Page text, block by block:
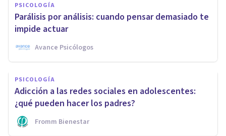
PSICOLOGÍA
Parálisis por análisis: cuando pensar demasiado te
impide actuar
Avance Psicólogos
PSICOLOGÍA
Adicción a las redes sociales en adolescentes:
¿qué pueden hacer los padres?
Fromm Bienestar